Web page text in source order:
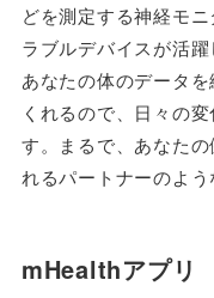
どを測定する神経モ
ラブルデバイスが活
あなたの体のデータ
くれるので、日々の
す。まるで、あなた
れるパートナーのよう
mHealthアプリ